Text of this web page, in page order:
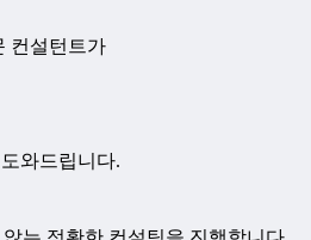
컨설턴트가
와드립니다.